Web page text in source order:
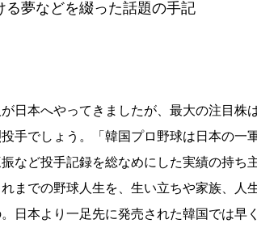
る夢などを綴った話題の手記
日本へやってきましたが、最大の注目株
手でしょう。「韓国プロ野球は日本の一
など投手記録を総なめにした実績の持ち
までの野球人生を、生い立ちや家族、人
日本より一足先に発売された韓国では早